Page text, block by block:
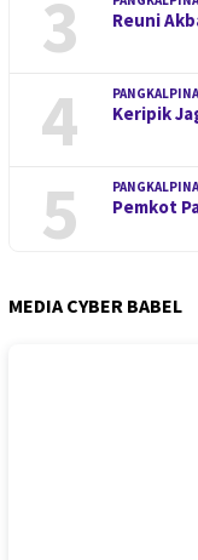
3 Reuni
4 Keripik
5 Pemkot
MEDIA CYBER BABEL